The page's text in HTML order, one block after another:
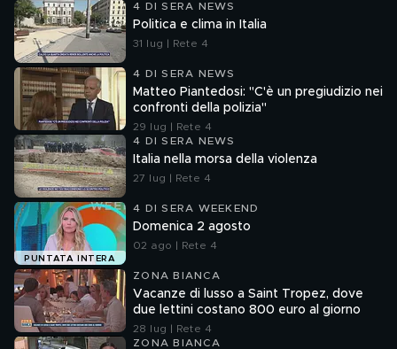
4 DI SERA NEWS
Politica e clima in Italia
31 lug | Rete 4
4 DI SERA NEWS
Matteo Piantedosi: "C'è un pregiudizio nei
confronti della polizia"
29 lug | Rete 4
4 DI SERA NEWS
Italia nella morsa della violenza
27 lug | Rete 4
PUNTATA INTERA
4 DI SERA WEEKEND
Domenica 2 agosto
02 ago | Rete 4
ZONA BIANCA
Vacanze di lusso a Saint Tropez, dove
due lettini costano 800 euro al giorno
28 lug | Rete 4
ZONA BIANCA